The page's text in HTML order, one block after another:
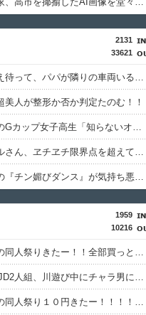
2131
33621
【画像】女子高生「え待って、パパが隣りの車両いる。。。」
美人が整形か否か判定たのむ！！
【動画】小池栄子似のGカップ女子高生「知らないオジさんに襲われてオッパイ揉まれた」
【動画】韓国アイドルさん、ヱチヱチ限界点を超えてしまう
【動画】女子中学生の『チン媚びダンス』が気持ち悪い????
1959
10216
【１０円セール】夏の同人祭りきたー！！全部買っとけwwww
【動画】えちえち●●JD2人組、川遊び中にチャラ男にナンパされるｗ
【１０円セール】夏の同人祭り１０円きたー！！！！！！！！！